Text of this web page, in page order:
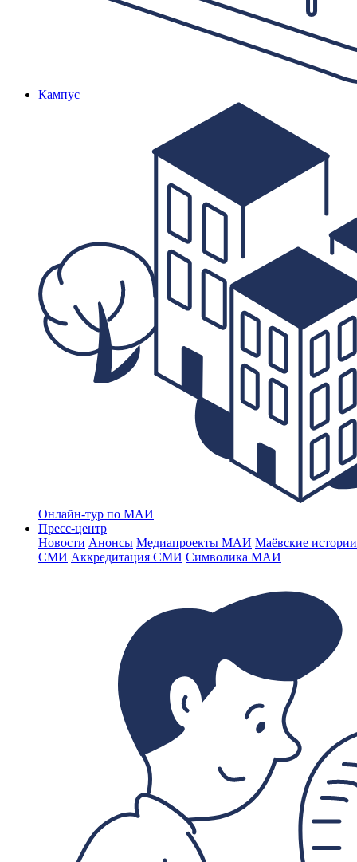
Кампус
Онлайн-тур по МАИ
Пресс-центр
Новости Анонсы Медиапроекты МАИ Маёвские
СМИ Аккредитация СМИ Символика МАИ